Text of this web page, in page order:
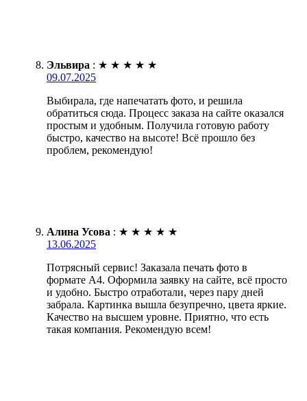
Эльвира : ★ ★ ★ ★ ★
09.07.2025
Выбирала, где напечатать фото, и решила
обратиться сюда. Процесс заказа на сайте оказался
простым и удобным. Получила готовую работу
быстро, качество на высоте! Всё прошло без
проблем, рекомендую!
Алина Усова : ★ ★ ★ ★ ★
13.06.2025
Потрясный сервис! Заказала печать фото в
формате А4. Оформила заявку на сайте, всё просто
и удобно. Быстро отработали, через пару дней
забрала. Картинка вышла безупречно, цвета яркие.
Качество на высшем уровне. Приятно, что есть
такая компания. Рекомендую всем!